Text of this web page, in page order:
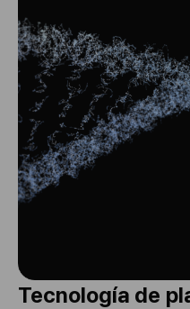
Tecnología de